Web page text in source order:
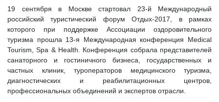
19 сентября в Москве стартовал 23-й Международный
российский туристический форум Отдых-2017, в рамках
которого при поддержке Ассоциации оздоровительного
туризма прошла 13-я Международная конференция Medical
Tourism, Spa & Health. Конференция собрала представителей
санаторного и гостиничного бизнеса, государственных и
частных клиник, туроператоров медицинского туризма,
диагностических и реабилитационных центров,
профессиональных объединений и экспертов отрасли.